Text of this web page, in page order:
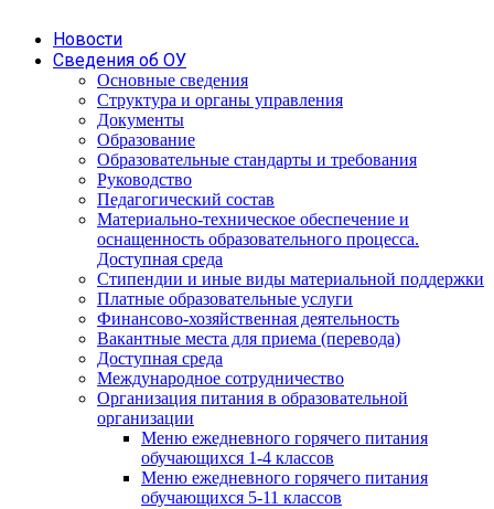
Новости
Сведения об ОУ
Основные сведения
Структура и органы управления
Документы
Образование
Образовательные стандарты и требования
Руководство
Педагогический состав
Материально-техническое обеспечение и
оснащенность образовательного процесса.
Доступная среда
Стипендии и иные виды материальной поддержки
Платные образовательные услуги
Финансово-хозяйственная деятельность
Вакантные места для приема (перевода)
Доступная среда
Международное сотрудничество
Организация питания в образовательной
организации
Меню ежедневного горячего питания
обучающихся 1-4 классов
Меню ежедневного горячего питания
обучающихся 5-11 классов